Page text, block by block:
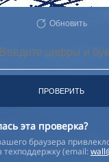
Обновить
ПРОВЕРИТЬ
эта проверка?
браузера
(email: